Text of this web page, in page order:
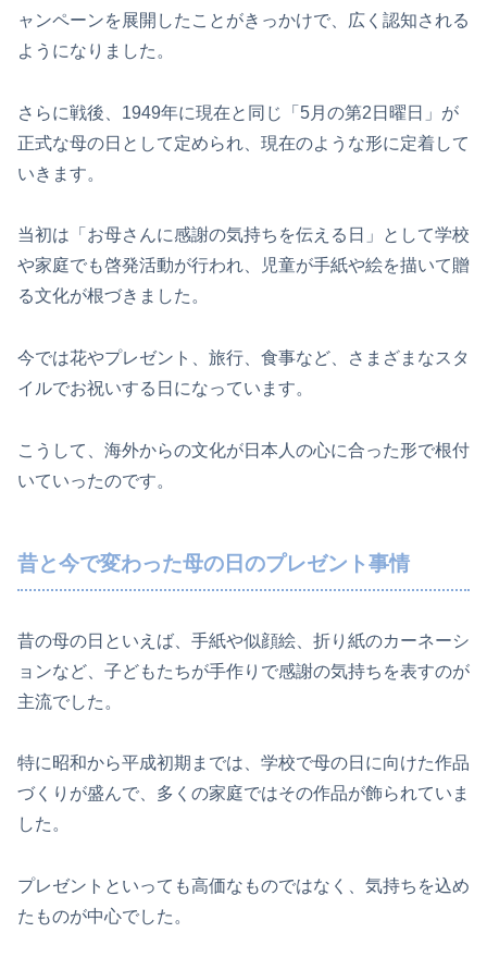
ャンペーンを展開したことがきっかけで、広く認知される
ようになりました。
さらに戦後、1949年に現在と同じ「5月の第2日曜日」が
正式な母の日として定められ、現在のような形に定着して
いきます。
当初は「お母さんに感謝の気持ちを伝える日」として学校
や家庭でも啓発活動が行われ、児童が手紙や絵を描いて贈
る文化が根づきました。
今では花やプレゼント、旅行、食事など、さまざまなスタ
イルでお祝いする日になっています。
こうして、海外からの文化が日本人の心に合った形で根付
いていったのです。
昔と今で変わった母の日のプレゼント事情
昔の母の日といえば、手紙や似顔絵、折り紙のカーネーシ
ョンなど、子どもたちが手作りで感謝の気持ちを表すのが
主流でした。
特に昭和から平成初期までは、学校で母の日に向けた作品
づくりが盛んで、多くの家庭ではその作品が飾られていま
した。
プレゼントといっても高価なものではなく、気持ちを込め
たものが中心でした。